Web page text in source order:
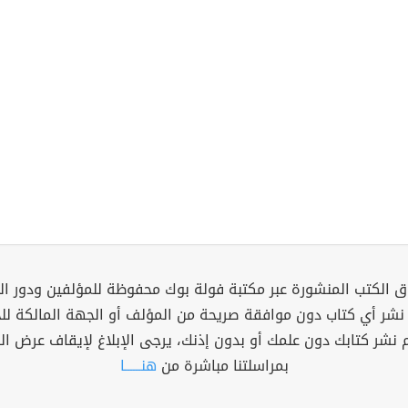
الكتب المنشورة عبر مكتبة فولة بوك محفوظة للمؤلفين ودور
نشر أي كتاب دون موافقة صريحة من المؤلف أو الجهة المالكة
نشر كتابك دون علمك أو بدون إذنك، يرجى الإبلاغ لإيقاف عرض
بمراسلتنا مباشرة من هنــــــا